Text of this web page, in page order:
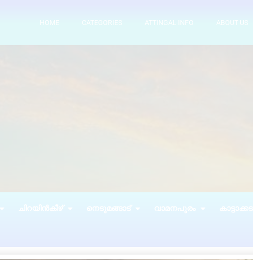
HOME CATEGORIES ATTINGAL INFO ABOUT US
ചിറയിൻകീഴ് നെടുമങ്ങാട് വാമനപുരം കാട്ടാക്കട